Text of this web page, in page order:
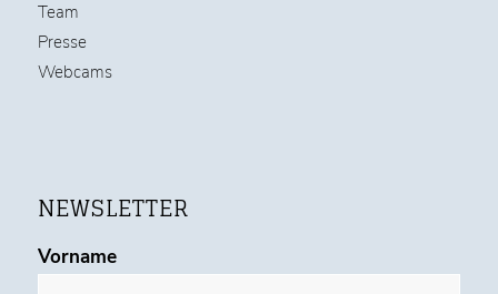
Team
Presse
Webcams
NEWSLETTER
Vorname